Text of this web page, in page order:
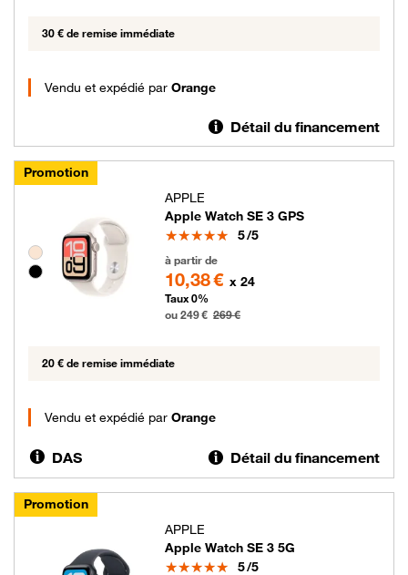
30 € de remise immédiate
Vendu et expédié par Orange
Détail du financement
Promotion
Groupe de couleurs disponibles non sélectionnables
APPLE
Apple Watch SE 3 GPS
Note
5/5
à partir de
10,38 € x 24
Taux 0%
ou 249 € 269 €
20 € de remise immédiate
Vendu et expédié par Orange
DAS Détail du financement
Promotion
APPLE
Apple Watch SE 3 5G
Note
5/5